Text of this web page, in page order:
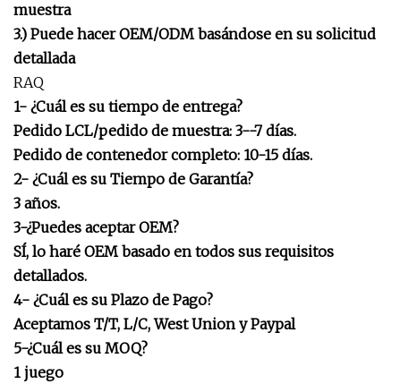
muestra
3.) Puede hacer OEM/ODM basándose en su solicitud
detallada
RAQ
1- ¿Cuál es su tiempo de entrega?
Pedido LCL/pedido de muestra: 3--7 días.
Pedido de contenedor completo: 10-15 días.
2- ¿Cuál es su Tiempo de Garantía?
3 años.
3-¿Puedes aceptar OEM?
SÍ, lo haré OEM basado en todos sus requisitos
detallados.
4- ¿Cuál es su Plazo de Pago?
Aceptamos T/T, L/C, West Union y Paypal
5-¿Cuál es su MOQ?
1 juego